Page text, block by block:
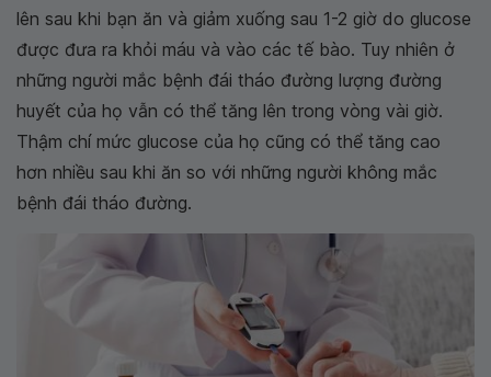
lên sau khi bạn ăn và giảm xuống sau 1-2 giờ do glucose
được đưa ra khỏi máu và vào các tế bào. Tuy nhiên ở
những người mắc bệnh đái tháo đường lượng đường
huyết của họ vẫn có thể tăng lên trong vòng vài giờ.
Thậm chí mức glucose của họ cũng có thể tăng cao
hơn nhiều sau khi ăn so với những người không mắc
bệnh đái tháo đường.